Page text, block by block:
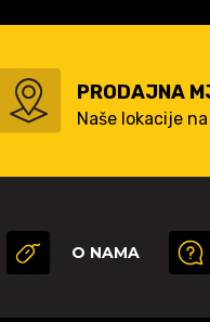
PRODAJNA
Naše lokacije
O NAMA